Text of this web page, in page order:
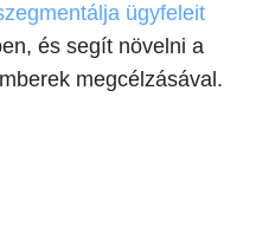
ügyfeleit
és segít növelni a
megcélzásával.